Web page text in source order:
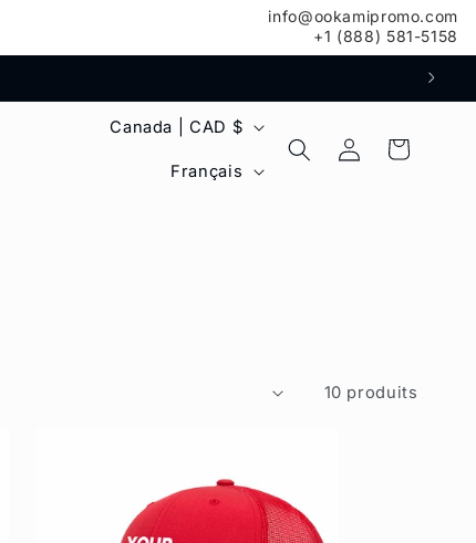
info@ookamipromo.com
+1 (888) 581-5158
P
Canada | CAD $
LFrançais
ConnexionPanier
10 produits